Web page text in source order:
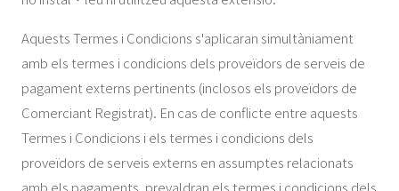
Aquests Termes i Condicions s'aplicaran simultàniament
amb els termes i condicions dels proveïdors de serveis de
pagament externs pertinents (inclosos els proveïdors de
Comerciant Registrat). En cas de conflicte entre aquests
Termes i Condicions i els termes i condicions dels
proveïdors de serveis externs en assumptes relacionats
amb els pagaments, prevaldran els termes i condicions dels